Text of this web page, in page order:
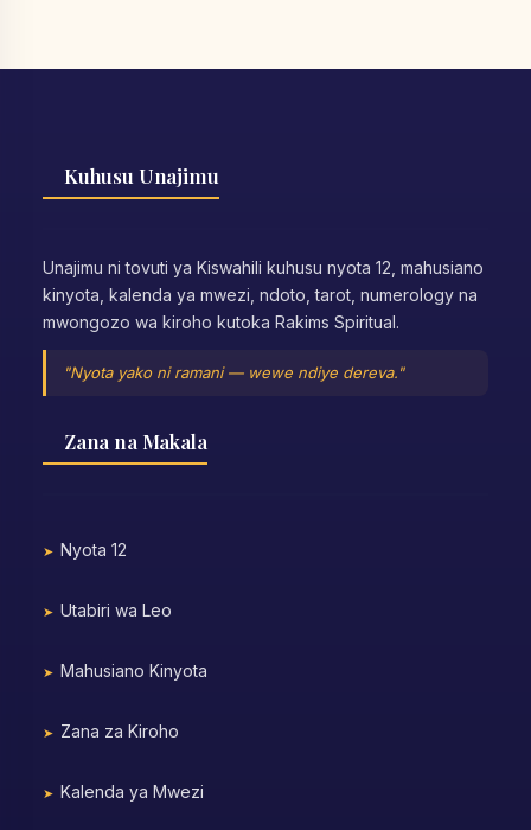
Kuhusu Unajimu
Unajimu ni tovuti ya Kiswahili kuhusu nyota 12, mahusiano
kinyota, kalenda ya mwezi, ndoto, tarot, numerology na
mwongozo wa kiroho kutoka Rakims Spiritual.
"Nyota yako ni ramani — wewe ndiye dereva."
Zana na Makala
Nyota 12
Utabiri wa Leo
Mahusiano Kinyota
Zana za Kiroho
Kalenda ya Mwezi